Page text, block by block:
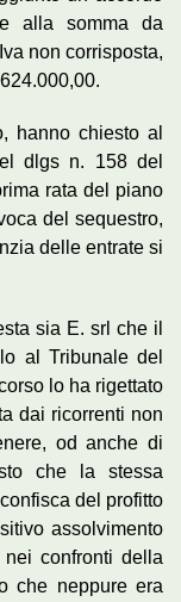
alla somma da
non corrisposta,
hanno chiesto al
dlgs n. 158 del
rata del piano
del sequestro,
delle entrate si
sia E. srl che il
al Tribunale del
lo ha rigettato
dai ricorrenti non
od anche di
che la stessa
del profitto
assolvimento
nei confronti della
che neppure era